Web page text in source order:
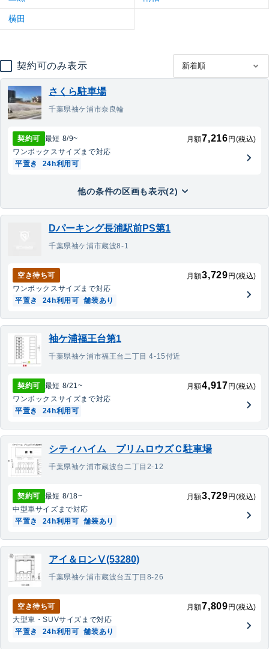
横田
契約可のみ表示
さくら駐車場
千葉県袖ケ浦市奈良輪
契約可 最短 8/9~ 月額7,216 円(税込)
ワンボックスサイズまで対応
平置き
24h利用可
他の条件の区画も表示(2)
Dパーキング長浦駅前PS第1
千葉県袖ケ浦市蔵波8-1
空き待ち可 月額3,729 円(税込)
ワンボックスサイズまで対応
平置き
24h利用可 舗装あり
袖ケ浦福王台第1
千葉県袖ケ浦市福王台二丁目 4-15付近
契約可 最短 8/21~ 月額4,917 円(税込)
ワンボックスサイズまで対応
平置き
24h利用可
シティハイム プリムロウズＣ駐車場
千葉県袖ケ浦市蔵波台二丁目2-12
契約可 最短 8/18~ 月額3,729 円(税込)
中型車サイズまで対応
平置き
24h利用可 舗装あり
アイ＆ロンⅤ(53280)
千葉県袖ケ浦市蔵波台五丁目8-26
空き待ち可 月額7,809 円(税込)
大型車・SUVサイズまで対応
平置き
24h利用可 舗装あり